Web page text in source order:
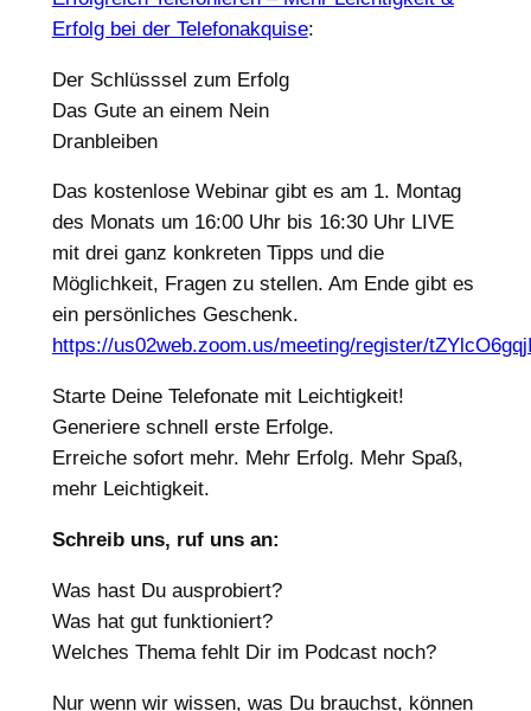
Erfolg bei der Telefonakquise:
Der Schlüsssel zum Erfolg
Das Gute an einem Nein
Dranbleiben
Das kostenlose Webinar gibt es am 1. Montag
des Monats um 16:00 Uhr bis 16:30 Uhr LIVE
mit drei ganz konkreten Tipps und die
Möglichkeit, Fragen zu stellen. Am Ende gibt es
ein persönliches Geschenk.
https://us02web.zoom.us/meeting/register/
Starte Deine Telefonate mit Leichtigkeit!
Generiere schnell erste Erfolge.
Erreiche sofort mehr. Mehr Erfolg. Mehr Spaß,
mehr Leichtigkeit.
Schreib uns, ruf uns an:
Was hast Du ausprobiert?
Was hat gut funktioniert?
Welches Thema fehlt Dir im Podcast noch?
Nur wenn wir wissen, was Du brauchst, können